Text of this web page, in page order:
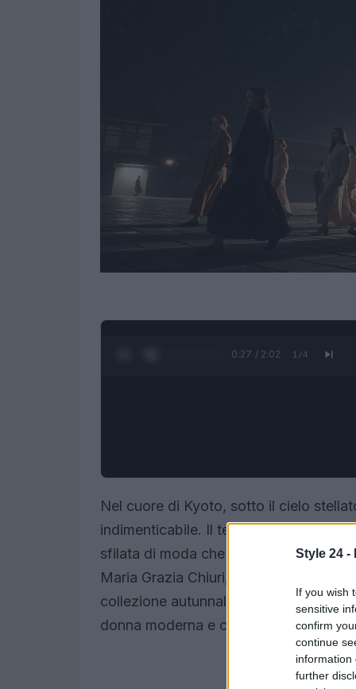
Style 24 -
If you wish
sensitive
confirm
continue
information
further
0:28 / 2:02 1 /4
Nel cuore di Kyoto, sotto il cielo
indimenticabile. Il tempio Toji, con la
sfilata di moda che ha unito
Maria Grazia Chiuri, direttrice creativa
collezione autunnale, un viaggio
donna moderna e consapevole.